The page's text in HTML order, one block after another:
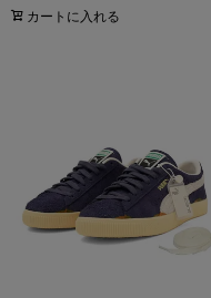
カートに入れる